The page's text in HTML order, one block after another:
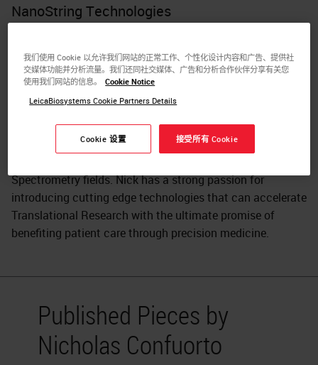
NanoString Technologies
Applications at NanoString Technologies where he is
responsible for leading the development and execution of
the strategic plan for the GeoMx Digital Spatial Profiling
(DSP) business unit. Prior to joining NanoString, Nick held
several commercial roles across the Life Sciences
industry with experience in bringing to market new
Spectrometry fields. Nick has a strong passion for
introducing cutting edge technologies that can accelerate
Translational Research with the ultimate promise of
benefiting patient care through precision medicine.
Published Pieces by
Nicholas Confuorto
我们使用 Cookie 以允许我们网站的正常工作、个性化设计内容和广告、提供社
交媒体功能并分析流量。我们还同社交媒体、广告和分析合作伙伴分享有关您
使用我们网站的信息。
Cookie Notice
LeicaBiosystems Cookie Partners Details
Cookie 设置 接受所有 Cookie